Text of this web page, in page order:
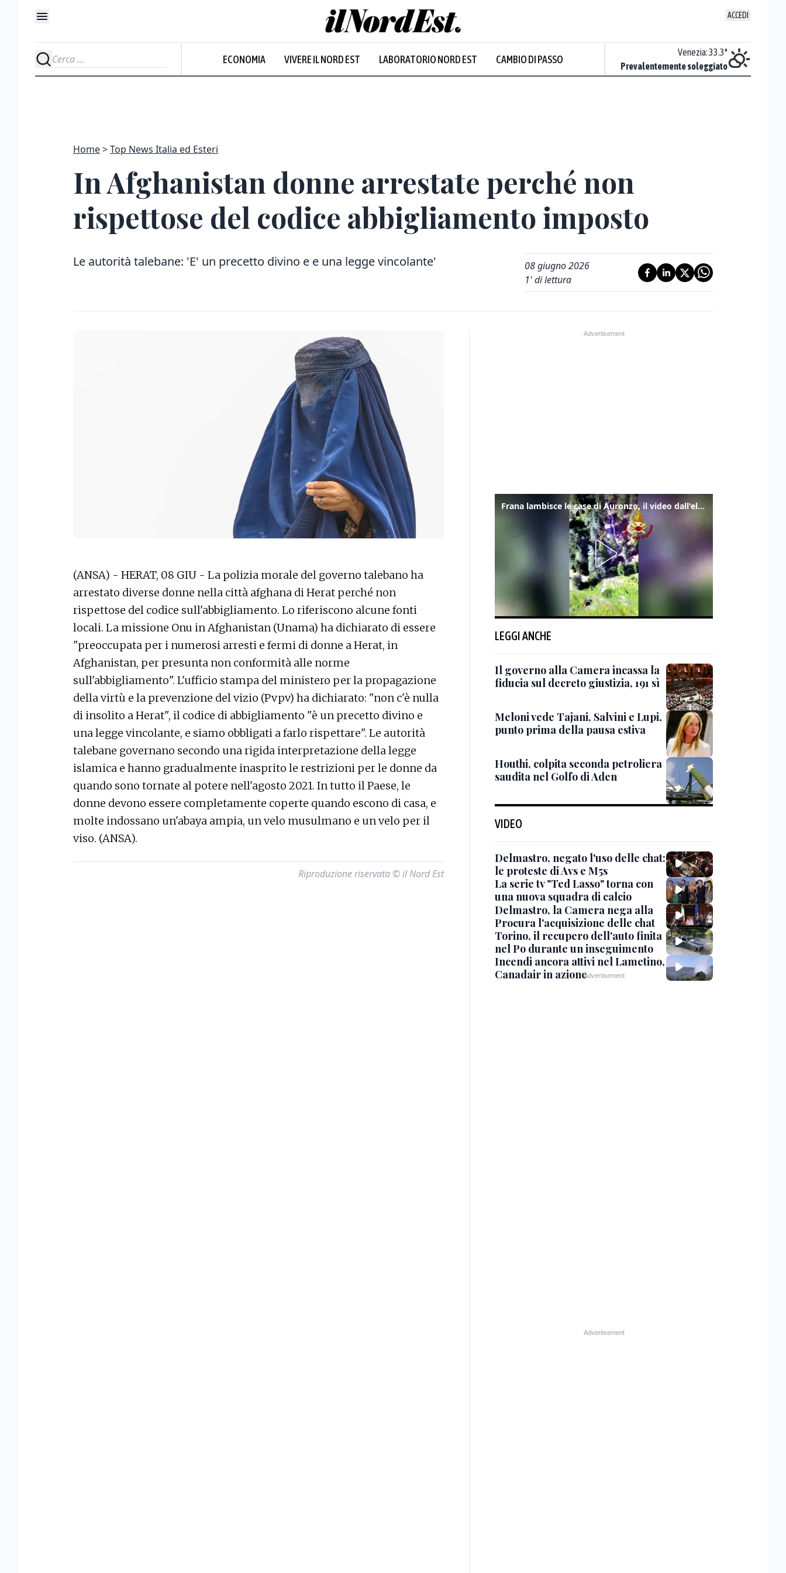
ACCEDI
ECONOMIA VIVERE IL NORD EST LABORATORIO NORD EST CAMBIO DI PASSO
Nuvoloso
Venezia:33.3°
Prevalentemente soleggiato
Home Top News Italia ed Esteri
In Afghanistan donne arrestate perché non
rispettose del codice abbigliamento imposto
Le autorità talebane: 'E' un precetto divino e e una legge vincolante'
08 giugno 2026
1' di lettura
(ANSA) - HERAT, 08 GIU - La polizia morale del governo talebano ha
arrestato diverse donne nella città afghana di Herat perché non
rispettose del codice sull'abbigliamento. Lo riferiscono alcune fonti
locali. La missione Onu in Afghanistan (Unama) ha dichiarato di essere
"preoccupata per i numerosi arresti e fermi di donne a Herat, in
Afghanistan, per presunta non conformità alle norme
sull'abbigliamento". L'ufficio stampa del ministero per la propagazione
della virtù e la prevenzione del vizio (Pvpv) ha dichiarato: "non c'è nulla
di insolito a Herat", il codice di abbigliamento "è un precetto divino e
una legge vincolante, e siamo obbligati a farlo rispettare". Le autorità
talebane governano secondo una rigida interpretazione della legge
islamica e hanno gradualmente inasprito le restrizioni per le donne da
quando sono tornate al potere nell'agosto 2021. In tutto il Paese, le
donne devono essere completamente coperte quando escono di casa, e
molte indossano un'abaya ampia, un velo musulmano e un velo per il
viso. (ANSA).
Riproduzione riservata © il Nord Est
Frana lambisce le case di Auronzo, il video dall'elicottero dei vigili del fuoco
LEGGI ANCHE
Il governo alla Camera incassa la
fiducia sul decreto giustizia, 191 sì
Meloni vede Tajani, Salvini e Lupi,
punto prima della pausa estiva
Houthi, colpita seconda petroliera
saudita nel Golfo di Aden
VIDEO
Delmastro, negato l'uso delle chat:
le proteste di Avs e M5s
La serie tv "Ted Lasso" torna con
una nuova squadra di calcio
Delmastro, la Camera nega alla
Procura l'acquisizione delle chat
Torino, il recupero dell'auto finita
nel Po durante un inseguimento
Incendi ancora attivi nel Lametino,
Canadair in azione